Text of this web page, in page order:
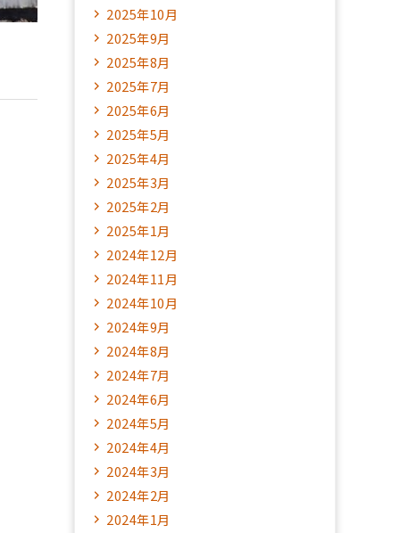
2025年10月
2025年9月
2025年8月
2025年7月
2025年6月
2025年5月
2025年4月
2025年3月
2025年2月
2025年1月
2024年12月
2024年11月
2024年10月
2024年9月
2024年8月
2024年7月
2024年6月
2024年5月
2024年4月
2024年3月
2024年2月
2024年1月